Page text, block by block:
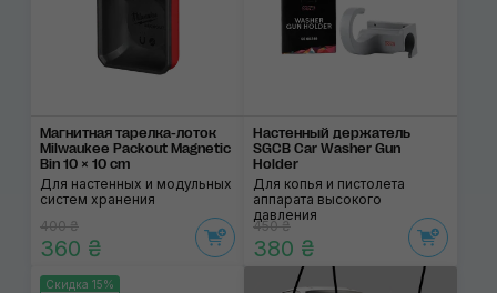
Магнитная тарелка-лоток
Milwaukee Packout Magnetic
Bin 10 × 10 cm
Для настенных и модульных
систем хранения
400 ₴
360 ₴
Настенный держатель
SGCB Car Washer Gun
Holder
Для копья и пистолета
аппарата высокого
давления
450 ₴
380 ₴
Скидка 15%